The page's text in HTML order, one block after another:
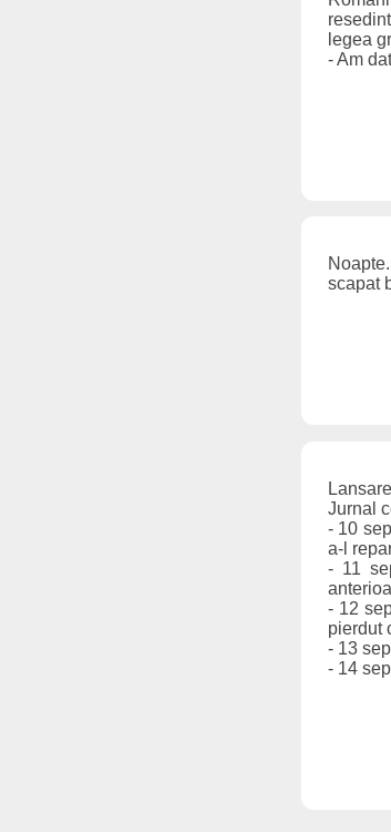
legea
- Am
scapat
Jurnal
- 10
a-l
- 11
- 12
pierdut
- 13
- 14